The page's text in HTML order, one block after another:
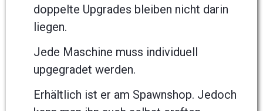
doppelte Upgrades bleiben nicht darin
liegen.
Jede Maschine muss individuell
upgegradet werden.
Erhältlich ist er am Spawnshop. Jedoch